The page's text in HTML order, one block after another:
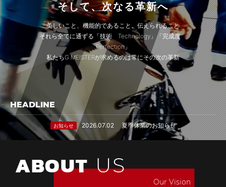
そして、次なる革新へ
美しいこと、機能的であること、伝えられること
それら全てに通ずる「技術 Technology」「完成度
Perfection」
私たちG.MEISTERが求めるのは常にその次の革新
HEADLINE
お知らせ 2026.07.02 夏季休業のお知らせ
ABOUTUS
Our Vision